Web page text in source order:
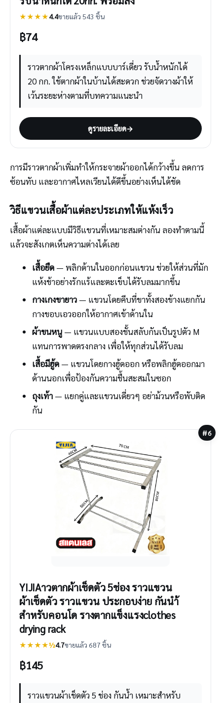
★★★★4.4ขายแล้ว 543 ชิ้น
฿74
ราวตากผ้าโครงเหล็กแบบบาร์เดี่ยว รับน้ำหนักได้
20 กก. ใช้ตากผ้าในบ้านได้สะดวก ช่วยจัดวางผ้าให้
เว้นระยะห่างตามที่บทความแนะนำ
ดูรายละเอียด→
การมีราวตากผ้าเพิ่มทำให้กระจายผ้าออกได้กว้างขึ้น ลดการ
ซ้อนทับ และอากาศไหลเวียนได้ดีขึ้นอย่างเห็นได้ชัด
วิธีแขวนเสื้อผ้าแต่ละประเภทให้แห้งเร็ว
เสื้อผ้าแต่ละแบบมีวิธีแขวนที่เหมาะสมต่างกัน ลองทำตามนี้
แล้วจะสังเกตเห็นความต่างได้เลย
เสื้อยืด— พลิกด้านในออกก่อนแขวน ช่วยให้ส่วนที่มัก
แห้งช้าอย่างรักแร้และตะเข็บได้รับลมมากขึ้น
กางเกงขายาว— แขวนโดยคีบที่ขาทั้งสองข้างแยกกัน
กางขอบเอวออกให้อากาศเข้าด้านใน
ผ้าขนหนู— แขวนแบบสองชั้นสลับกันเป็นรูปตัว M
แทนการพาดตรงกลาง เพื่อให้ทุกส่วนได้รับลม
เสื้อมีฮู้ด— แขวนโดยกางฮู้ดออก หรือพลิกฮู้ดออกมา
ด้านนอกเพื่อป้องกันความชื้นสะสมในซอก
ถุงเท้า— แยกคู่และแขวนเดี่ยวๆ อย่าม้วนหรือพับติด
กัน
#6
YIJIAาวตากผ้าเช็ดตัว 5ช่อง ราวแขวน
ผ้าเช็ดตัว ราวแขวน ประกอบง่าย กันนำ้
สำหรับคอนโด รางตากแข็งแรงclothes
drying rack
★★★★½4.7ขายแล้ว 687 ชิ้น
฿145
ราวแขวนผ้าเช็ดตัว 5 ช่อง กันน้ำ เหมาะสำหรับ